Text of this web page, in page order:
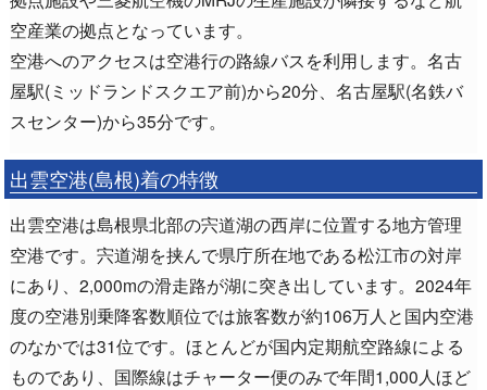
空産業の拠点となっています。
空港へのアクセスは空港行の路線バスを利用します。名古
屋駅(ミッドランドスクエア前)から20分、名古屋駅(名鉄バ
スセンター)から35分です。
出雲空港(島根)着の特徴
出雲空港は島根県北部の宍道湖の西岸に位置する地方管理
空港です。宍道湖を挟んで県庁所在地である松江市の対岸
にあり、2,000mの滑走路が湖に突き出しています。2024年
度の空港別乗降客数順位では旅客数が約106万人と国内空港
のなかでは31位です。ほとんどが国内定期航空路線による
ものであり、国際線はチャーター便のみで年間1,000人ほど